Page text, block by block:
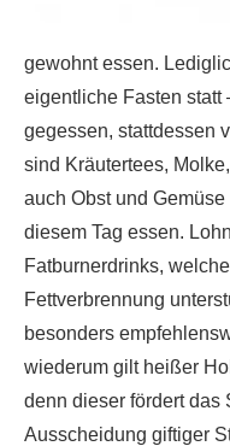
gewohnt essen.
eigentliche Fasten statt
gegessen, stattdessen
sind Kräutertees,
auch Obst und
diesem Tag essen.
Fatburnerdrinks,
Fettverbrennung
besonders
wiederum gilt heißer
denn dieser fördert das
Ausscheidung giftiger